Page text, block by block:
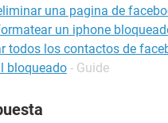
una pagina de
un iphone
todos los contactos de
bloqueado - Guide